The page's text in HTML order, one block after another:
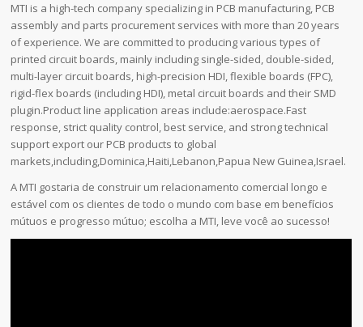
MTI is a high-tech company specializing in PCB manufacturing, PCB
assembly and parts procurement services with more than 20 years
of experience. We are committed to producing various types of
printed circuit boards, mainly including single-sided, double-sided,
multi-layer circuit boards, high-precision HDI, flexible boards (FPC),
rigid-flex boards (including HDI), metal circuit boards and their SMD
plugin.Product line application areas include:aerospace.Fast
response, strict quality control, best service, and strong technical
support export our PCB products to global
markets,including,Dominica,Haiti,Lebanon,Papua New Guinea,Israel.
A MTI gostaria de construir um relacionamento comercial longo e
estável com os clientes de todo o mundo com base em benefícios
mútuos e progresso mútuo; escolha a MTI, leve você ao sucesso!